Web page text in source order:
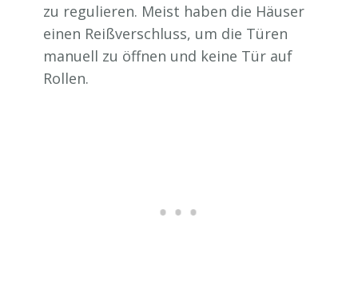
zu regulieren. Meist haben die Häuser
einen Reißverschluss, um die Türen
manuell zu öffnen und keine Tür auf
Rollen.